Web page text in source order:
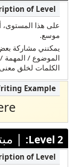
إيطالي
اليابانية
كوري
ماراثي
مارشاليز
بولندي
البرتغالية
روسي
ساموان
الصومالية ماي
على هذا المستوى،
موسع.
يمكنني مشاركة
الموضوع / المهمة /
الكلمات لخلق معنى.
Level 2:
|